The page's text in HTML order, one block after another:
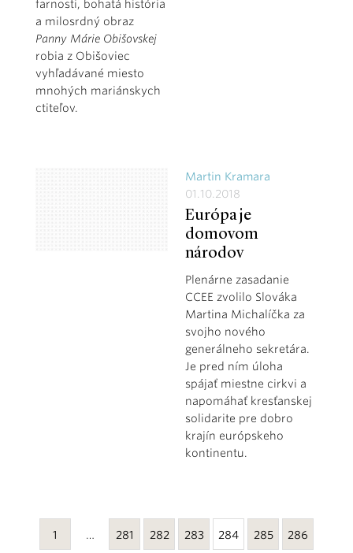
farnosti, bohatá história
a milosrdný obraz
Panny Márie Obišovskej
robia z Obišoviec
vyhľadávané miesto
mnohých mariánskych
ctiteľov.
Martin Kramara
01.10.2018
Európa je
domovom
národov
Plenárne zasadanie
CCEE zvolilo Slováka
Martina Michalíčka za
svojho nového
generálneho sekretára.
Je pred ním úloha
spájať miestne cirkvi a
napomáhať kresťanskej
solidarite pre dobro
krajín európskeho
kontinentu.
1 … 281 282 283 284 285 286